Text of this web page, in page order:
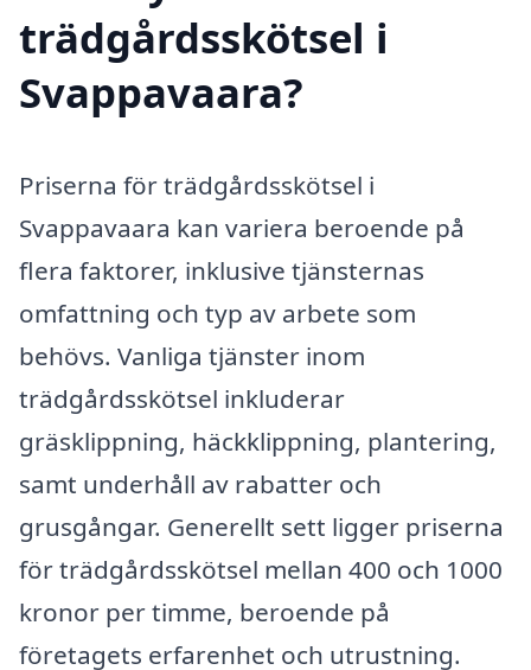
trädgårdsskötsel i
Svappavaara?
Priserna för trädgårdsskötsel i
Svappavaara kan variera beroende på
flera faktorer, inklusive tjänsternas
omfattning och typ av arbete som
behövs. Vanliga tjänster inom
trädgårdsskötsel inkluderar
gräsklippning, häckklippning, plantering,
samt underhåll av rabatter och
grusgångar. Generellt sett ligger priserna
för trädgårdsskötsel mellan 400 och 1000
kronor per timme, beroende på
företagets erfarenhet och utrustning.